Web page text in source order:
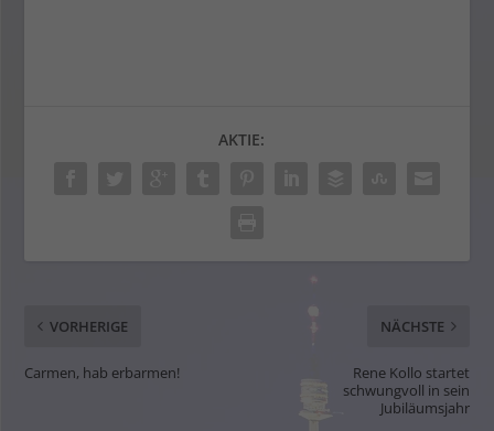
AKTIE:
VORHERIGE
Carmen, hab erbarmen!
NÄCHSTE
Rene Kollo startet
schwungvoll in sein
Jubiläumsjahr